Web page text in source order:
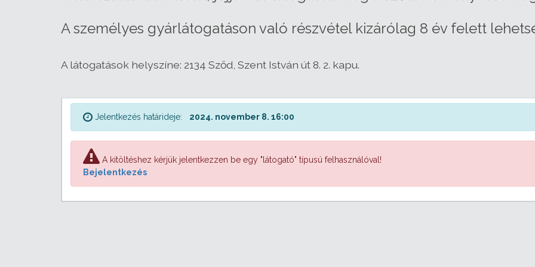
A személyes gyárlátogatáson való részvétel kizárólag 8 év felett
A látogatások helyszíne: 2134 Sződ, Szent István út 8. 2. kapu.
Jelentkezés határideje: 2024. november 8. 16:00
A kitöltéshez kérjük jelentkezzen be egy "látogató" típusú felhasználóval!
Bejelentkezés